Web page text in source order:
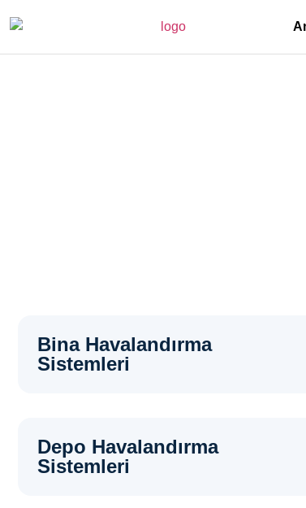
Bina Havalandırma
Sistemleri
Depo Havalandırma
Sistemleri